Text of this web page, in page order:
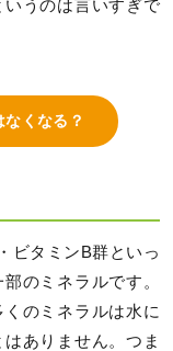
うのは言いすぎで
くなる？
ビタミンB群といっ
のミネラルです。
のミネラルは水に
ありません。つま